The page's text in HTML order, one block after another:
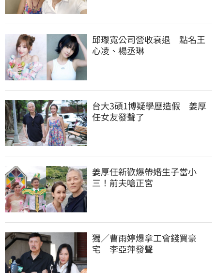
邱瓈寬公司營收衰退　點名王
心凌、楊丞琳
台大3碩1博疑學歷造假　姜厚
任女友發聲了
姜厚任新歡爆帶婚生子當小
三！前夫嗆正宮
獨／曹雨婷爆拿工會錢買豪
宅　李亞萍發聲